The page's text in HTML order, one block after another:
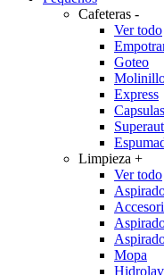
Cafeteras -
Ver todo
Goteo
Express
Capsulas
Limpieza +
Ver todo
Mopa